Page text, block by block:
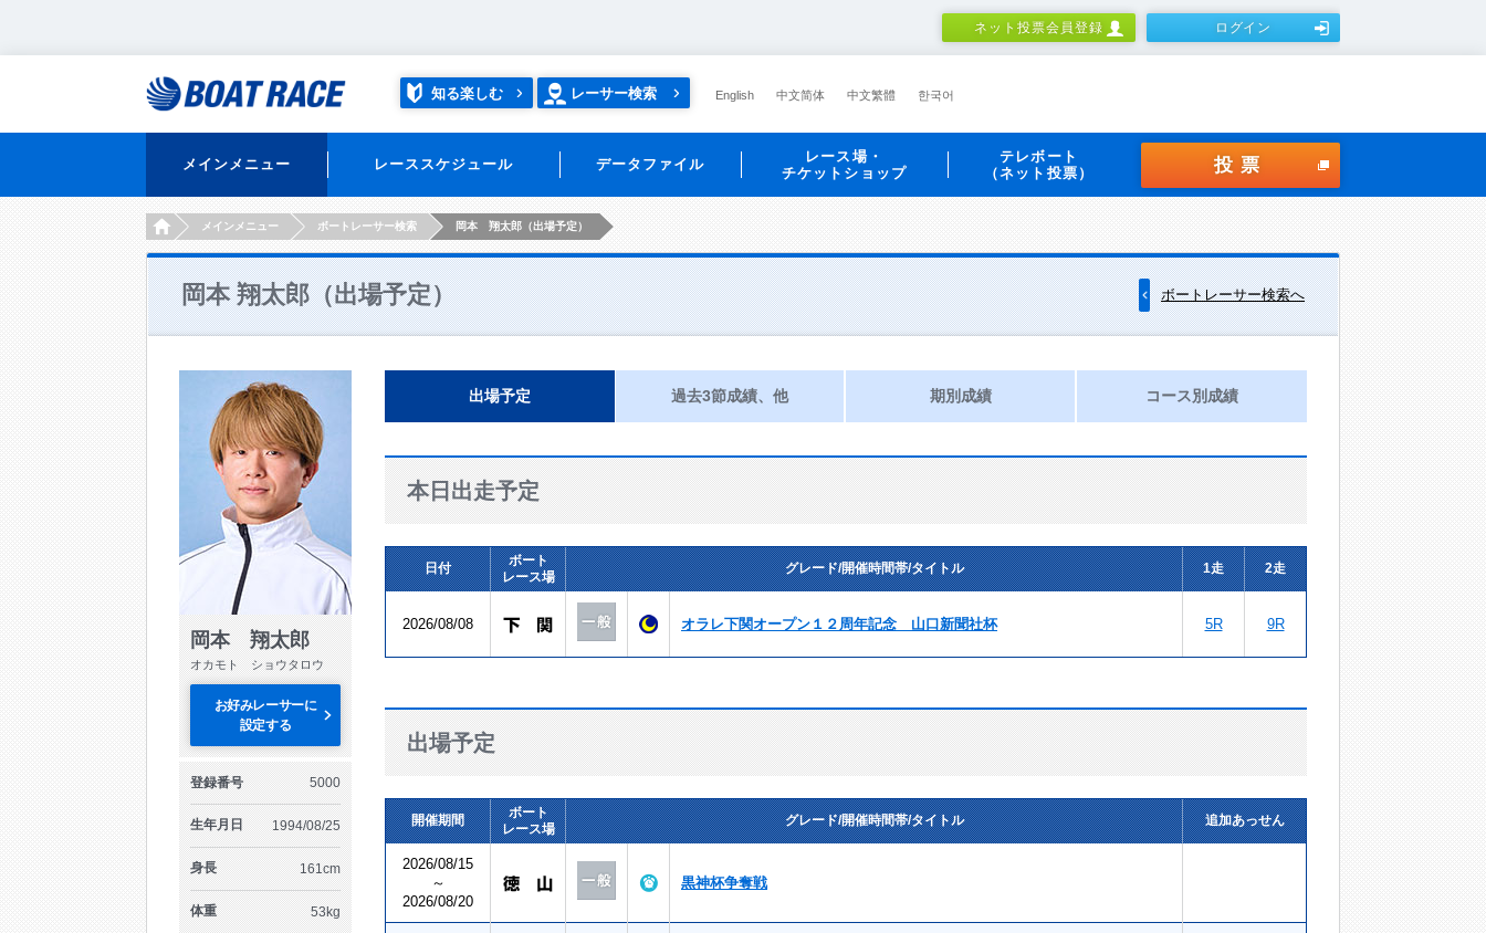
ネット投票会員登録 ログイン
知る楽しむ レーサー検索 English 中文简体 中文繁體 한국어
メインメニュー レーススケジュール データファイル
レース場・
チケットショップ
テレボート
（ネット投票）
投票
HOMEメインメニュー ボートレーサー検索 岡本 翔太郎（出場予定）
岡本 翔太郎（出場予定） ボートレーサー検索へ
岡本 翔太郎
オカモト ショウタロウ
お好みレーサーに
設定する
登録番号 5000
生年月日 1994/08/25
身長 161cm
体重 53kg
出場予定 過去3節成績、他 期別成績 コース別成績
本日出走予定
日付
ボート
レース場
グレード/開催時間帯/タイトル 1走 2走
2026/08/08 オラレ下関オープン１２周年記念 山口新聞社杯 5R 9R
出場予定
開催期間
ボート
レース場
グレード/開催時間帯/タイトル 追加あっせん
2026/08/15
～
2026/08/20
黒神杯争奪戦